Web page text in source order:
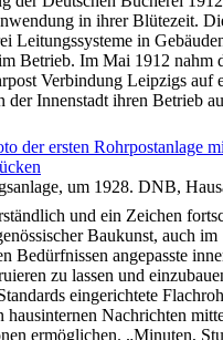
in ihrer Blütezeit.
Leitungssysteme in
Betrieb. Im Mai 1912 nahm
Verbindung Leipzigs auf
der Innenstadt ihren Betrieb
um 1928. DNB,
und ein Zeichen
Baukunst, auch im
Bedürfnissen angepasste
zu lassen und
eingerichtete
hausinternen Nachrichten
ermöglichen. „Minuten,